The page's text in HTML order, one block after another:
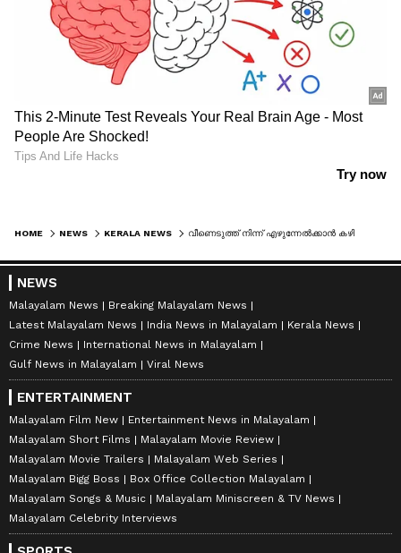
HOME NEWS KERALA NEWS
NEWS
Malayalam News
Breaking Malayalam News
Latest Malayalam News
India News in Malayalam
Kerala News
Crime News
International News in Malayalam
Gulf News in Malayalam
Viral News
ENTERTAINMENT
Malayalam Film New
Entertainment News in Malayalam
Malayalam Short Films
Malayalam Movie Review
Malayalam Movie Trailers
Malayalam Web Series
Malayalam Bigg Boss
Box Office Collection Malayalam
Malayalam Songs & Music
Malayalam Miniscreen & TV News
Malayalam Celebrity Interviews